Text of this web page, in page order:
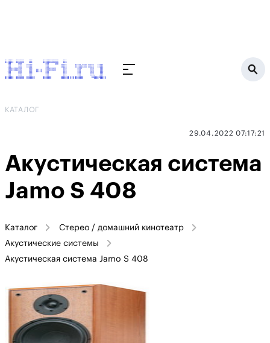
КАТАЛОГ
29.04.2022 07:17:21
Акустическая система
Jamo S 408
Каталог
Стерео / домашний кинотеатр
Акустические системы
Акустическая система Jamo S 408